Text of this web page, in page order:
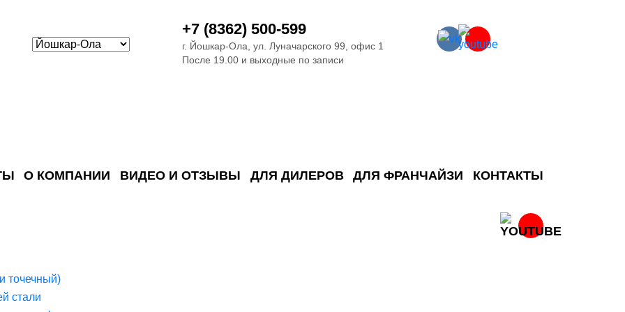
+7 (8362) 500-599
г. Йошкар-Ола, ул. Луначарского 99, офис 1
После 19.00 и выходные по записи
О КОМПАНИИ ВИДЕО И ОТЗЫВЫ ДЛЯ ДИЛЕРОВ ДЛЯ ФРАНЧАЙЗИ КОНТАКТЫ
точечный)
стали